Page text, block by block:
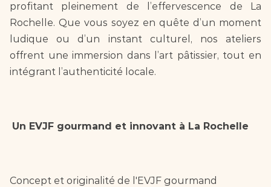
profitant pleinement de l’effervescence de La
Rochelle. Que vous soyez en quête d’un moment
ludique ou d’un instant culturel, nos ateliers
offrent une immersion dans l’art pâtissier, tout en
intégrant l’authenticité locale.
Un EVJF gourmand et innovant à La Rochelle
Concept et originalité de l'EVJF gourmand